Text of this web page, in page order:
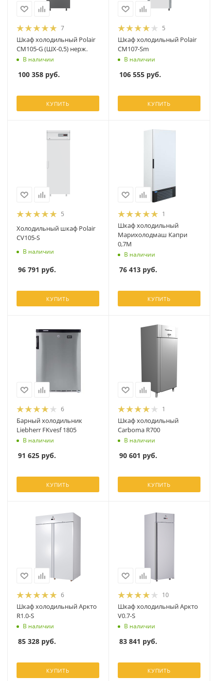
7
Шкаф холодильный Polair
CM105-G (ШХ-0,5) нерж.
В наличии
100 358 руб.
КУПИТЬ
5
Шкаф холодильный Polair
CM107-Sm
В наличии
106 555 руб.
КУПИТЬ
5
Холодильный шкаф Polair
CV105-S
В наличии
96 791 руб.
КУПИТЬ
1
Шкаф холодильный
Марихолодмаш Капри
0,7М
В наличии
76 413 руб.
КУПИТЬ
6
Барный холодильник
Liebherr FKvesf 1805
В наличии
91 625 руб.
КУПИТЬ
1
Шкаф холодильный
Carboma R700
В наличии
90 601 руб.
КУПИТЬ
6
Шкаф холодильный Аркто
R1.0-S
В наличии
85 328 руб.
КУПИТЬ
10
Шкаф холодильный Аркто
V0.7-S
В наличии
83 841 руб.
КУПИТЬ